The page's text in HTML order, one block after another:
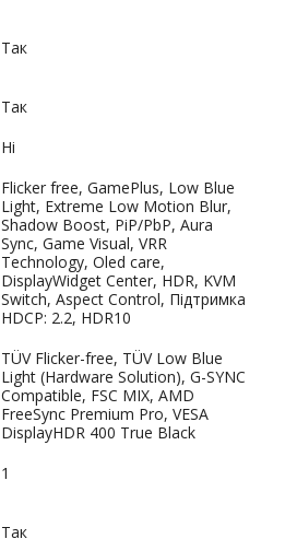
Так
Так
Ні
Flicker free, GamePlus, Low Blue
Light, Extreme Low Motion Blur,
Shadow Boost, PiP/PbP, Aura
Sync, Game Visual, VRR
Technology, Oled care,
DisplayWidget Center, HDR, KVM
Switch, Aspect Control, Підтримка
HDCP: 2.2, HDR10
TÜV Flicker-free, TÜV Low Blue
Light (Hardware Solution), G-SYNC
Compatible, FSC MIX, AMD
FreeSync Premium Pro, VESA
DisplayHDR 400 True Black
1
Так